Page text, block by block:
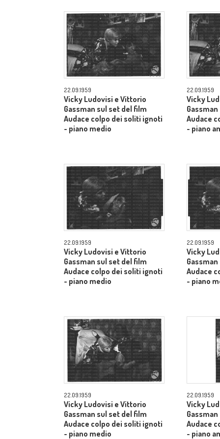
22.09.1959
Vicky Ludovisi e Vittorio
Gassman sul set del film
Audace colpo dei soliti ignoti
- piano medio
22.09.1959
Vicky
Audace
- piano
22.09.1959
Vicky Ludovisi e Vittorio
Gassman sul set del film
Audace colpo dei soliti ignoti
- piano medio
22.09.1959
Vicky
Audace
- piano
22.09.1959
Vicky Ludovisi e Vittorio
Gassman sul set del film
Audace colpo dei soliti ignoti
- piano medio
22.09.1959
Vicky
Audace
- piano